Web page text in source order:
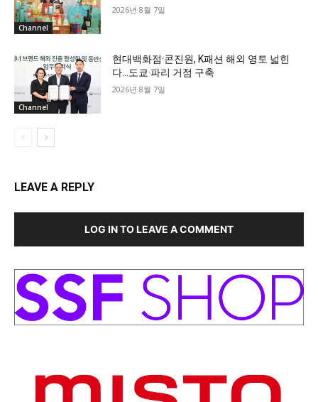
Channel
2026년 8월 7일
Channel
현대백화점·콘진원, K패션 해외 영토 넓힌
다…도쿄·파리 거점 구축
2026년 8월 7일
LEAVE A REPLY
LOG IN TO LEAVE A COMMENT